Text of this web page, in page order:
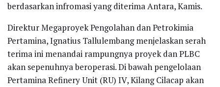
berdasarkan infromasi yang diterima Antara, Kamis.
Direktur Megaproyek Pengolahan dan Petrokimia
Pertamina, Ignatius Tallulembang menjelaskan serah
terima ini menandai rampungnya proyek dan PLBC
akan sepenuhnya beroperasi. Di bawah pengelolaan
Pertamina Refinery Unit (RU) IV, Kilang Cilacap akan